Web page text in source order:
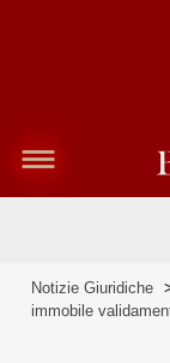
Notizie Giuridiche
immobile